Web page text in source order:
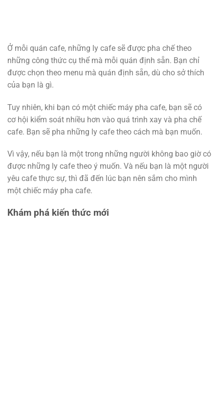
Ở mỗi quán cafe, những ly cafe sẽ được pha chế theo
những công thức cụ thể mà mỗi quán định sẵn. Bạn chỉ
được chọn theo menu mà quán định sẵn, dù cho sở thích
của bạn là gì.
Tuy nhiên, khi bạn có một chiếc máy pha cafe, bạn sẽ có
cơ hội kiểm soát nhiều hơn vào quá trình xay và pha chế
cafe. Bạn sẽ pha những ly cafe theo cách mà bạn muốn.
Vì vậy, nếu bạn là một trong những người không bao giờ có
được những ly cafe theo ý muốn. Và nếu bạn là một người
yêu cafe thực sự, thì đã đến lúc bạn nên sắm cho mình
một chiếc máy pha cafe.
Khám phá kiến thức mới